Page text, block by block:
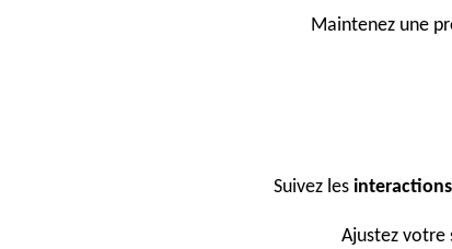
Maintenez une
Suivez les
Ajustez votre